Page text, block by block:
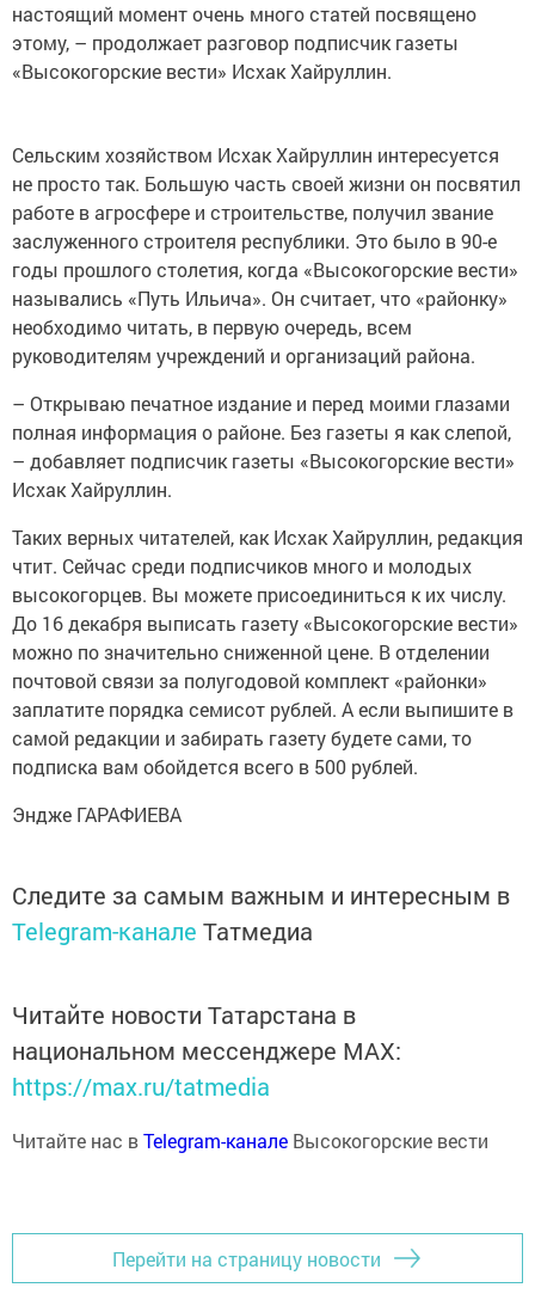
настоящий момент очень много статей посвящено
этому, – продолжает разговор подписчик газеты
«Высокогорские вести» Исхак Хайруллин.
Сельским хозяйством Исхак Хайруллин интересуется
не просто так. Большую часть своей жизни он посвятил
работе в агросфере и строительстве, получил звание
заслуженного строителя республики. Это было в 90-е
годы прошлого столетия, когда «Высокогорские вести»
назывались «Путь Ильича». Он считает, что «районку»
необходимо читать, в первую очередь, всем
руководителям учреждений и организаций района.
– Открываю печатное издание и перед моими глазами
полная информация о районе. Без газеты я как слепой,
– добавляет подписчик газеты «Высокогорские вести»
Исхак Хайруллин.
Таких верных читателей, как Исхак Хайруллин, редакция
чтит. Сейчас среди подписчиков много и молодых
высокогорцев. Вы можете присоединиться к их числу.
До 16 декабря выписать газету «Высокогорские вести»
можно по значительно сниженной цене. В отделении
почтовой связи за полугодовой комплект «районки»
заплатите порядка семисот рублей. А если выпишите в
самой редакции и забирать газету будете сами, то
подписка вам обойдется всего в 500 рублей.
Эндже ГАРАФИЕВА
Следите за самым важным и интересным в
Telegram-канале Татмедиа
Читайте новости Татарстана в
национальном мессенджере MАХ:
https://max.ru/tatmedia
Читайте нас вTelegram-канале Высокогорские вести
Перейти на страницу новости